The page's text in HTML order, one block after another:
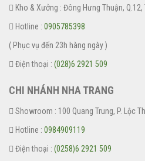
Kho & Xưởng : Đông Hưng Thuận, Q.12,
Hotline : 0905785398
( Phục vụ đến 23h hàng ngày )
Điện thoại : (028)6 2921 509
CHI NHÁNH NHA TRANG
Showroom : 100 Quang Trung, P. Lộc
Hotline : 0984909119
Điện thoại : (0258)6 2921 509